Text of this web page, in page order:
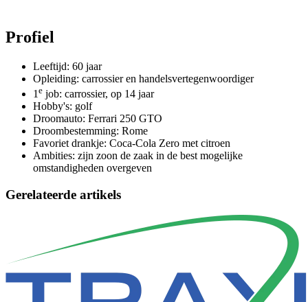
Profiel
Leeftijd: 60 jaar
Opleiding: carrossier en handelsvertegenwoordiger
1 e job: carrossier, op 14 jaar
Hobby's: golf
Droomauto: Ferrari 250 GTO
Droombestemming: Rome
Favoriet drankje: Coca-Cola Zero met citroen
Ambities: zijn zoon de zaak in de best mogelijke
omstandigheden overgeven
Gerelateerde artikels